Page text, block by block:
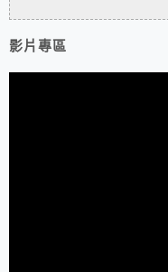
影片專區